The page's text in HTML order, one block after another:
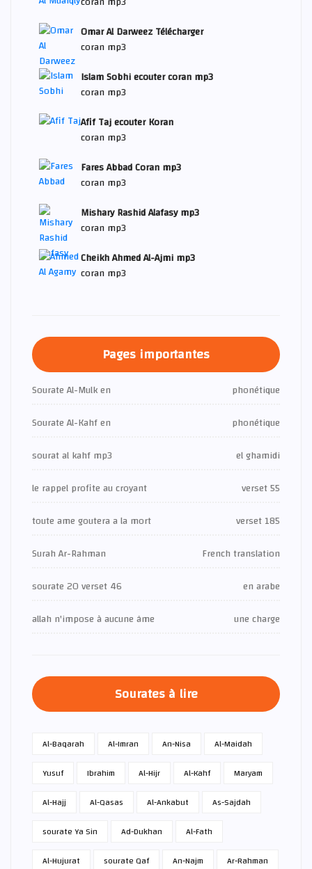
Omar Al Darweez Télécharger
coran mp3
Islam Sobhi ecouter coran mp3
coran mp3
Afif Taj ecouter Koran
coran mp3
Fares Abbad Coran mp3
coran mp3
Mishary Rashid Alafasy mp3
coran mp3
Cheikh Ahmed Al-Ajmi mp3
coran mp3
Pages importantes
Sourate Al-Mulk en
phonétique
Sourate Al-Kahf en
phonétique
sourat al kahf mp3
el ghamidi
le rappel profite au croyant
verset 55
toute ame goutera a la mort
verset 185
Surah Ar-Rahman
French translation
sourate 20 verset 46
en arabe
allah n'impose à aucune âme
une charge
Sourates à lire
Al-Baqarah Al-Imran An-Nisa
Al-Maidah
Yusuf
Ibrahim Al-Hijr Al-Kahf
Maryam
Al-Hajj
Al-Qasas Al-Ankabut
As-Sajdah
sourate Ya Sin
Ad-Dukhan
Al-Fath
Al-Hujurat
sourate Qaf An-Najm
Ar-Rahman